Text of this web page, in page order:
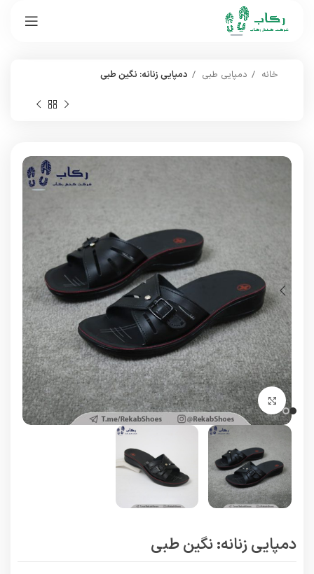
خانه دمپایی طبی دمپایی زنانه: نگین طبی
برای بزرگنمایی کلیک کنید
دمپایی زنانه: نگین طبی